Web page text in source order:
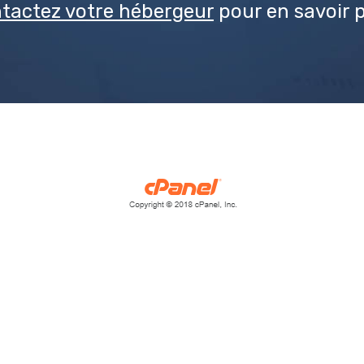
votre hébergeur pour en savoir